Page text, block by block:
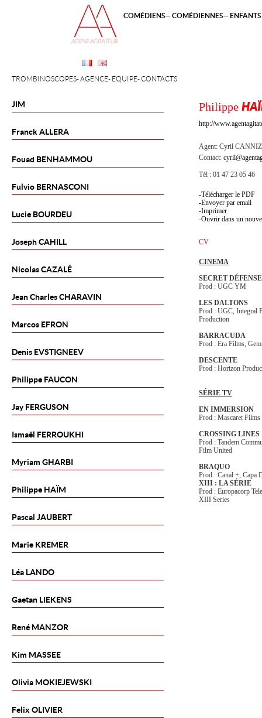
JIM
FranckALLERA
Fouad BENHAMMOU
Fulvio BERNASCONI
Lucie BOURDEU
JosephCAHILL
NicolasCAZALÉ
Jean CharlesCHARAVIN
Marcos EFRON
Denis EVSTIGNEEV
Philippe FAUCON
JayFERGUSON
Ismaël FERROUKHI
Myriam GHARBI
Philippe HAÏM
Pascal JAUBERT
Marie KREMER
Léa LANDO
Gaetan LIEKENS
René MANZOR
Kim MASSEE
Olivia MOKIEJEWSKI
Felix OLIVIER
TROMBINOSCOPES AGENCE ÉQUIPE CONTACTS
COMÉDIENS COMÉDIENNES
Philippe
http://
Agent: Cyril
Contact:
Tél : 01 47 23 05 46
Télécharger le PDF
Envoyer par email
Imprimer
Ouvrir dans un
CV
CINEMA
SECRET DÉFENSE
Prod : UGC YM
LES DALTONS
Prod : UGC, Integral
Production
BARRACUDA
Prod : Era Films,
DESCENTE
Prod : Horizon
SÉRIE TV
EN IMMERSION
Prod : Mascaret Films
CROSSING LINES
Prod : Tandem
Film United
BRAQUO
Prod : Canal +, Capa
XIII : LA SÉRIE
Prod : Europacorp
XIII Series